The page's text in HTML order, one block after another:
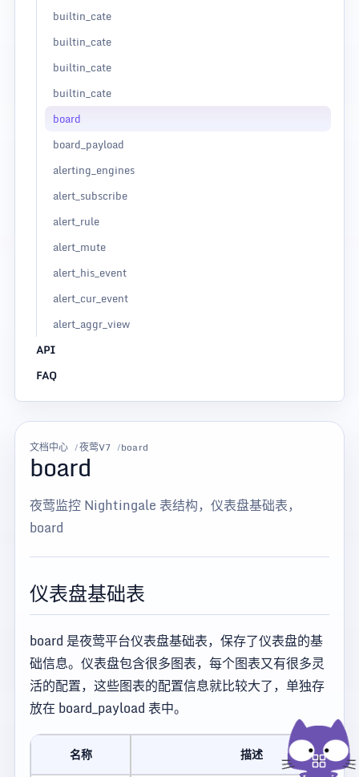
builtin_cate
builtin_cate
builtin_cate
builtin_cate
board
board_payload
alerting_engines
alert_subscribe
alert_rule
alert_mute
alert_his_event
alert_cur_event
alert_aggr_view
API
FAQ
文档中心 夜莺V7 board
board
夜莺监控 Nightingale 表结构，仪表盘基础表，
board
仪表盘基础表
board 是夜莺平台仪表盘基础表，保存了仪表盘的基
础信息。仪表盘包含很多图表，每个图表又有很多灵
活的配置，这些图表的配置信息就比较大了，单独存
放在 board_payload 表中。
名称 描述